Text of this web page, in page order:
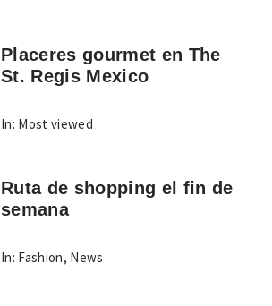
Placeres gourmet en The
St. Regis Mexico
In: Most viewed
Ruta de shopping el fin de
semana
In: Fashion, News